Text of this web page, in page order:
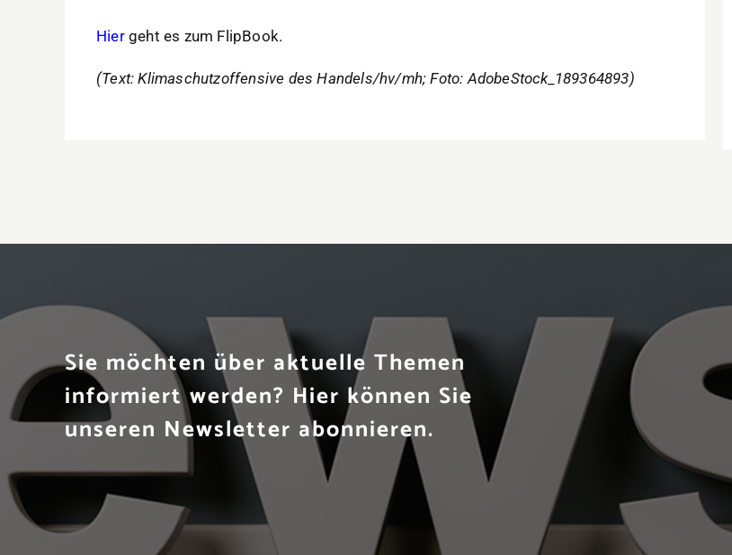
Hiergeht es zum FlipBook.
(Text: Klimaschutzoffensive des Handels/hv/mh; Foto: AdobeStock_189364893)
Sie möchten über aktuelle Themen
informiert werden? Hier können Sie
unseren Newsletter abonnieren.